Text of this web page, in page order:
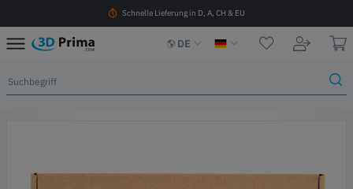
Schnelle Lieferung in D, A, CH & EU
DE